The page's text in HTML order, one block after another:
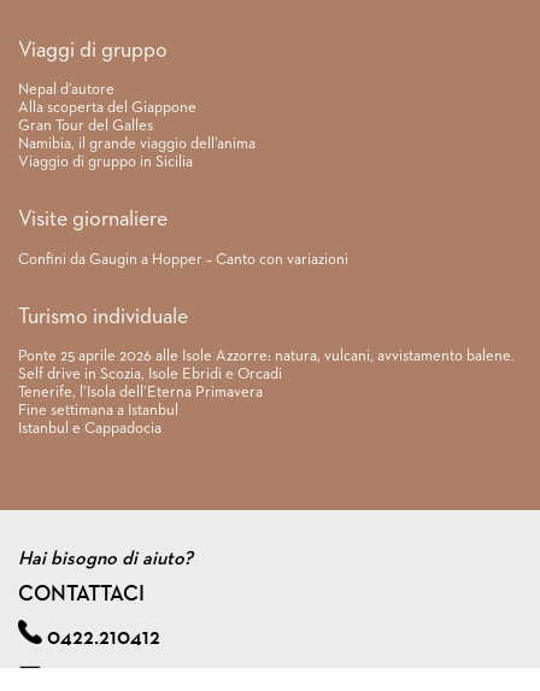
Link rapidi
Viaggi di gruppo
Nepal d’autore
Alla scoperta del Giappone
Gran Tour del Galles
Namibia, il grande viaggio dell’anima
Viaggio di gruppo in Sicilia
Visite giornaliere
Confini da Gaugin a Hopper – Canto con variazioni
Turismo individuale
Ponte 25 aprile 2026 alle Isole Azzorre: natura, vulcani, avvistamento balene.
Self drive in Scozia, Isole Ebridi e Orcadi
Tenerife, l’Isola dell’Eterna Primavera
Fine settimana a Istanbul
Istanbul e Cappadocia
Hai bisogno di aiuto?
CONTATTACI
0422.210412